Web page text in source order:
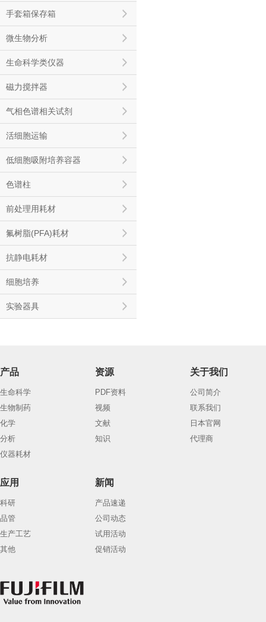
手套箱保存箱
微生物分析
生命科学类仪器
磁力搅拌器
气相色谱相关试剂
活细胞运输
低细胞吸附培养容器
色谱柱
前处理用耗材
氟树脂(PFA)耗材
抗静电耗材
细胞培养
实验器具
产品
生命科学
生物制药
化学
分析
仪器耗材
资源
PDF资料
视频
文献
知识
关于我们
公司简介
联系我们
日本官网
代理商
应用
科研
品管
生产工艺
其他
新闻
产品速递
公司动态
试用活动
促销活动